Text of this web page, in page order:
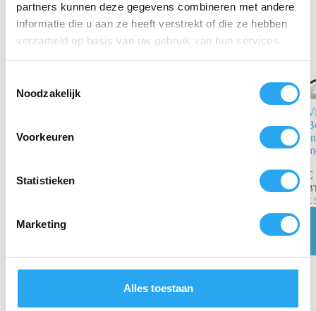
partners kunnen deze gegevens combineren met andere
informatie die u aan ze heeft verstrekt of die ze hebben
verzameld op basis van uw gebruik van hun services.
Noodzakelijk
Voorkeuren
Statistieken
Marketing
Alles toestaan
€
€